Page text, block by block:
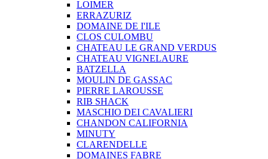
LOIMER
ERRAZURIZ
DOMAINE DE I'ILE
CLOS CULOMBU
CHATEAU LE GRAND VERDUS
CHATEAU VIGNELAURE
BATZELLA
MOULIN DE GASSAC
PIERRE LAROUSSE
RIB SHACK
MASCHIO DEI CAVALIERI
CHANDON CALIFORNIA
MINUTY
CLARENDELLE
DOMAINES FABRE